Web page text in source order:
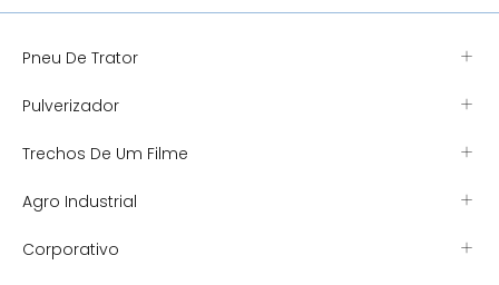
Pneu De Trator
Pulverizador
Trechos De Um Filme
Agro Industrial
Corporativo